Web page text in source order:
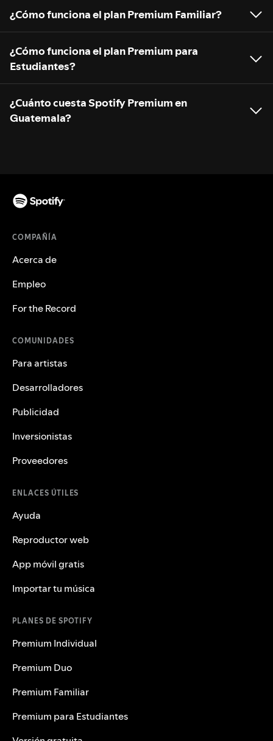
¿Cómo funciona el plan Premium Familiar?
¿Cómo funciona el plan Premium para
Estudiantes?
¿Cuánto cuesta Spotify Premium en
Guatemala?
COMPAÑÍA
Acerca de
Empleo
For the Record
COMUNIDADES
Para artistas
Desarrolladores
Publicidad
Inversionistas
Proveedores
ENLACES ÚTILES
Ayuda
Reproductor web
App móvil gratis
Importar tu música
PLANES DE SPOTIFY
Premium Individual
Premium Duo
Premium Familiar
Premium para Estudiantes